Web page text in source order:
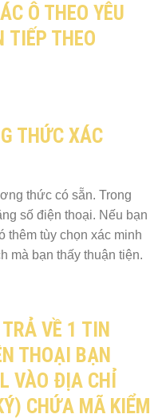
Ô THEO YÊU
TIẾP THEO
THỨC XÁC
thức có sẵn. Trong
số điện thoại. Nếu bạn
thêm tùy chọn xác minh
mà bạn thấy thuận tiện.
VỀ 1 TIN
THOẠI BẠN
VÀO ĐỊA CHỈ
CHỨA MÃ KIỂM